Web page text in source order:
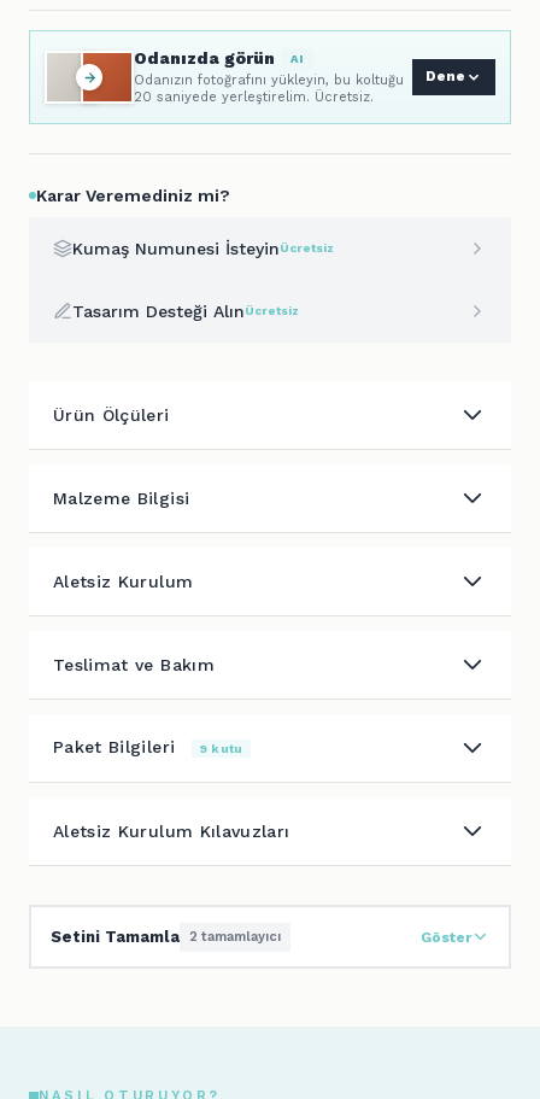
Odanızda görün AI
Odanızın fotoğrafını yükleyin, bu koltuğu
20 saniyede yerleştirelim. Ücretsiz.
Dene
Karar Veremediniz mi?
Kumaş Numunesi İsteyinÜcretsiz
Tasarım Desteği AlınÜcretsiz
Ürün Ölçüleri
Malzeme Bilgisi
Aletsiz Kurulum
Teslimat ve Bakım
Paket Bilgileri 9 kutu
Aletsiz Kurulum Kılavuzları
Setini Tamamla 2 tamamlayıcı Göster